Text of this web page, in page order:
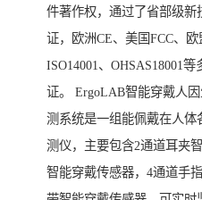
件著作权，通过了省部级新
证，欧洲CE、美国FCC、欧
ISO14001、OHSAS18001
证。 ErgoLAB智能穿戴人
测系统是一组能佩戴在人
测仪，主要包含2通道耳夹
智能穿戴传感器，4通道手